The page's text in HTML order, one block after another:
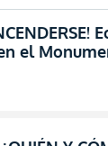
¿QUIÉN Y
LOCALÍA DE
Egas
schedule hace 1 año